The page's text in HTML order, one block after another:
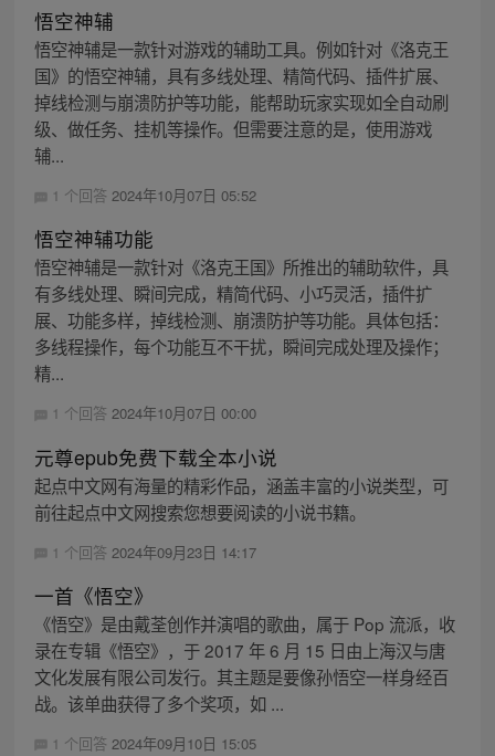
悟空神辅
悟空神辅是一款针对游戏的辅助工具。例如针对《洛克王
国》的悟空神辅，具有多线处理、精简代码、插件扩展、
掉线检测与崩溃防护等功能，能帮助玩家实现如全自动刷
级、做任务、挂机等操作。但需要注意的是，使用游戏
辅...
1 个回答 2024年10月07日 05:52
悟空神辅功能
悟空神辅是一款针对《洛克王国》所推出的辅助软件，具
有多线处理、瞬间完成，精简代码、小巧灵活，插件扩
展、功能多样，掉线检测、崩溃防护等功能。具体包括：
多线程操作，每个功能互不干扰，瞬间完成处理及操作；
精...
1 个回答 2024年10月07日 00:00
元尊epub免费下载全本小说
起点中文网有海量的精彩作品，涵盖丰富的小说类型，可
前往起点中文网搜索您想要阅读的小说书籍。
1 个回答 2024年09月23日 14:17
一首《悟空》
《悟空》是由戴荃创作并演唱的歌曲，属于 Pop 流派，收
录在专辑《悟空》，于 2017 年 6 月 15 日由上海汉与唐
文化发展有限公司发行。其主题是要像孙悟空一样身经百
战。该单曲获得了多个奖项，如 ...
1 个回答 2024年09月10日 15:05